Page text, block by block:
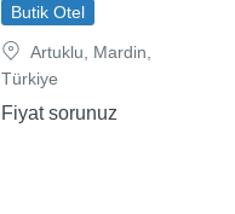
Butik Otel
Artuklu, Mardin,
Türkiye
Fiyat sorunuz